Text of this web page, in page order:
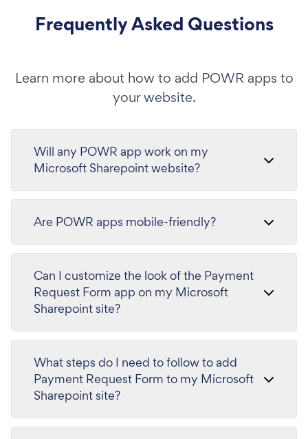
Frequently Asked Questions
Learn more about how to add POWR apps to
your website.
Will any POWR app work on my
Microsoft Sharepoint website?
Are POWR apps mobile-friendly?
Can I customize the look of the Payment
Request Form app on my Microsoft
Sharepoint site?
What steps do I need to follow to add
Payment Request Form to my Microsoft
Sharepoint site?